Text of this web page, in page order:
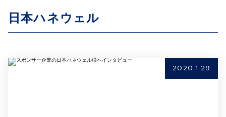
日本ハネウェル
2020.1.29